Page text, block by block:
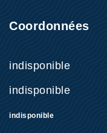
Coordonnées
indisponible
indisponible
indisponible